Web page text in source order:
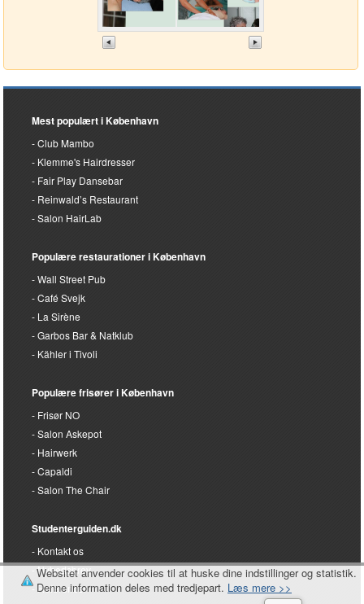
Mest populært i København
Club Mambo
Klemme's Hairdresser
Fair Play Dansebar
Salon HairLab
Populære restaurationer i København
Wall Street Pub
Café Svejk
La Sirène
Kähler i Tivoli
Populære frisører i København
Frisør NO
Salon Askepot
Hairwerk
Salon The Chair
Studenterguiden.dk
Kontakt os
Websitet anvender cookies til at huske dine indstillinger og statistik.
Denne information deles med tredjepart. Læs mere >>